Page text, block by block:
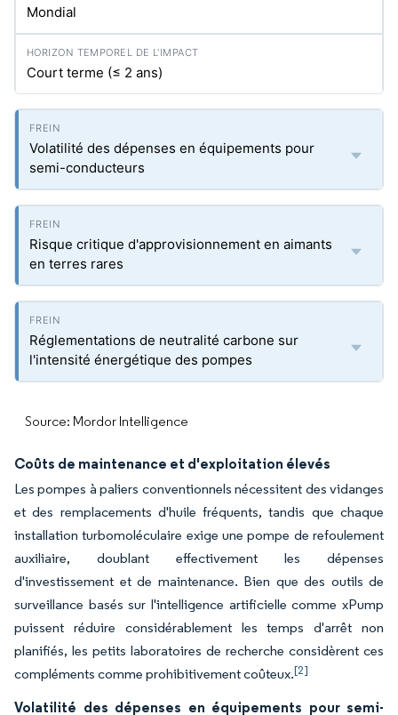
Mondial
Court terme (≤ 2 ans)
Volatilité des dépenses en équipements pour
semi-conducteurs
Risque critique d'approvisionnement en aimants
en terres rares
Réglementations de neutralité carbone sur
l'intensité énergétique des pompes
Source: Mordor Intelligence
Coûts de maintenance et d'exploitation élevés
Les pompes à paliers conventionnels nécessitent des vidanges
et des remplacements d'huile fréquents, tandis que chaque
installation turbomoléculaire exige une pompe de refoulement
auxiliaire, doublant effectivement les dépenses
d'investissement et de maintenance. Bien que des outils de
surveillance basés sur l'intelligence artificielle comme xPump
puissent réduire considérablement les temps d'arrêt non
planifiés, les petits laboratoires de recherche considèrent ces
compléments comme prohibitivement coûteux.[2]
Volatilité des dépenses en équipements pour semi-